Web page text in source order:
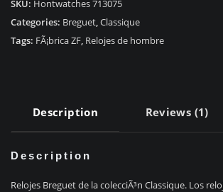
quantity
SKU: Hontwatches 713075
Categories: Breguet,Classique
Tags: FÃ¡brica ZF, Relojes de hombre
Description Reviews (1)
Description
Relojes Breguet de la colecciÃ³n Classique. Los